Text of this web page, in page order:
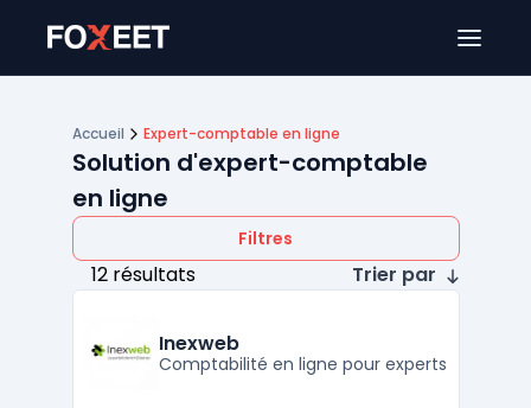
Accueil Expert-comptable en ligne
Solution d'expert-comptable
en ligne
Filtres
12 résultats Trier par
Inexweb
Comptabilité en ligne pour experts